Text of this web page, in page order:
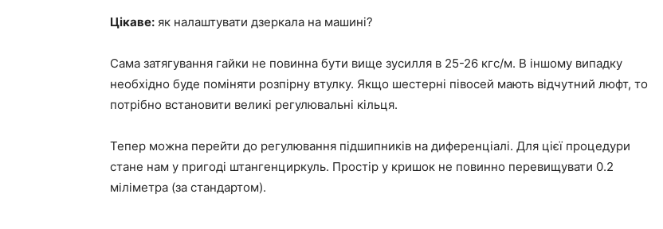
Цікаве: як налаштувати дзеркала на машині?
Сама затягування гайки не повинна бути вище зусилля в 25-26 кгс/м. В іншому випадку
необхідно буде поміняти розпірну втулку. Якщо шестерні півосей мають відчутний люфт, то
потрібно встановити великі регулювальні кільця.
Тепер можна перейти до регулювання підшипників на диференціалі. Для цієї процедури
стане нам у пригоді штангенциркуль. Простір у кришок не повинно перевищувати 0.2
міліметра (за стандартом).